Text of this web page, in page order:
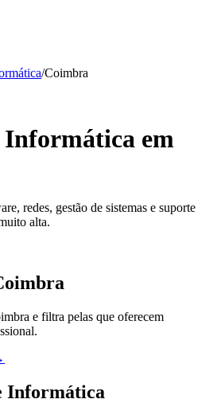
/Coimbra
Informática em
redes, gestão de sistemas e suporte
alta.
e filtra pelas que oferecem
Informática